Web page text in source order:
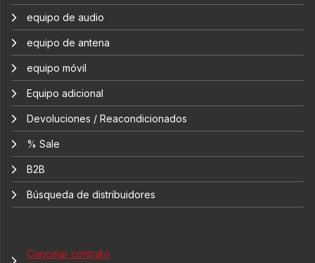
equipo de audio
equipo de antena
equipo móvil
Equipo adicional
Devoluciones / Reacondicionados
% Sale
B2B
Búsqueda de distribuidores
Cancelar contrato